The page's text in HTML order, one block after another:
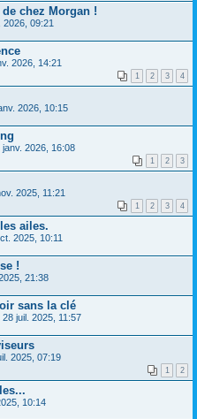
chez Morgan !
2026, 09:21
2026, 14:21
1 2 3 4
2026, 10:15
janv. 2026, 16:08
1 2 3
2025, 11:21
1 2 3 4
ailes.
2025, 10:11
!
21:38
sans la clé
28 juil. 2025, 11:57
2025, 07:19
1 2
10:14